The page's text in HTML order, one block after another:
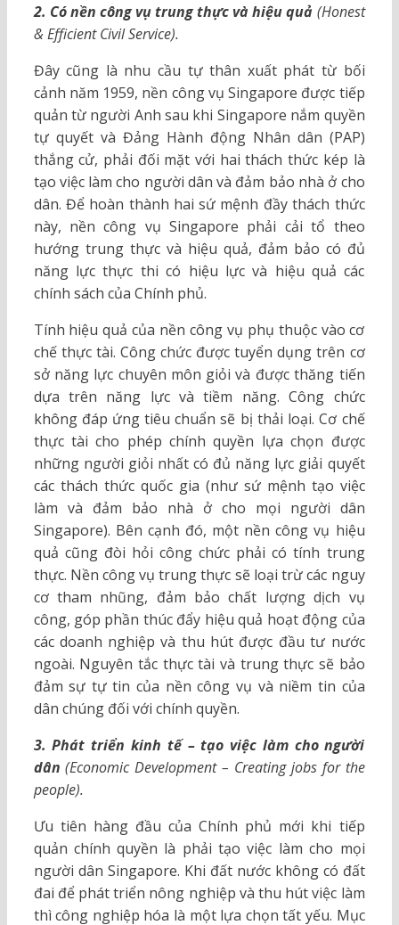
2. Có nền công vụ trung thực và hiệu quả (Honest
& Efficient Civil Service).
Đây cũng là nhu cầu tự thân xuất phát từ bối
cảnh năm 1959, nền công vụ Singapore được tiếp
quản từ người Anh sau khi Singapore nắm quyền
tự quyết và Đảng Hành động Nhân dân (PAP)
thắng cử, phải đối mặt với hai thách thức kép là
tạo việc làm cho người dân và đảm bảo nhà ở cho
dân. Để hoàn thành hai sứ mệnh đầy thách thức
này, nền công vụ Singapore phải cải tổ theo
hướng trung thực và hiệu quả, đảm bảo có đủ
năng lực thực thi có hiệu lực và hiệu quả các
chính sách của Chính phủ.
Tính hiệu quả của nền công vụ phụ thuộc vào cơ
chế thực tài. Công chức được tuyển dụng trên cơ
sở năng lực chuyên môn giỏi và được thăng tiến
dựa trên năng lực và tiềm năng. Công chức
không đáp ứng tiêu chuẩn sẽ bị thải loại. Cơ chế
thực tài cho phép chính quyền lựa chọn được
những người giỏi nhất có đủ năng lực giải quyết
các thách thức quốc gia (như sứ mệnh tạo việc
làm và đảm bảo nhà ở cho mọi người dân
Singapore). Bên cạnh đó, một nền công vụ hiệu
quả cũng đòi hỏi công chức phải có tính trung
thực. Nền công vụ trung thực sẽ loại trừ các nguy
cơ tham nhũng, đảm bảo chất lượng dịch vụ
công, góp phần thúc đẩy hiệu quả hoạt động của
các doanh nghiệp và thu hút được đầu tư nước
ngoài. Nguyên tắc thực tài và trung thực sẽ bảo
đảm sự tự tin của nền công vụ và niềm tin của
dân chúng đối với chính quyền.
3. Phát triển kinh tế – tạo việc làm cho người
dân (Economic Development – Creating jobs for the
people).
Ưu tiên hàng đầu của Chính phủ mới khi tiếp
quản chính quyền là phải tạo việc làm cho mọi
người dân Singapore. Khi đất nước không có đất
đai để phát triển nông nghiệp và thu hút việc làm
thì công nghiệp hóa là một lựa chọn tất yếu. Mục